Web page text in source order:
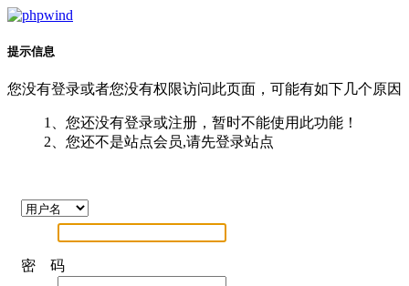
提示信息
您没有登录或者您没有权限访问此页面，可能有如下几个原因
1、您还没有登录或注册，暂时不能使用此功能！
2、您还不是站点会员,请先登录站点
密 码